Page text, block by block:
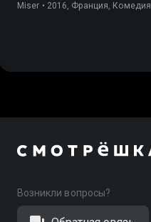
Miser • 2016, Франция, Комедия
Возникли вопросы?